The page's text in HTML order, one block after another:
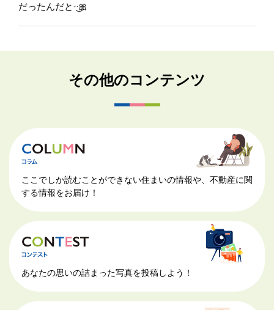
だったんだと·͜·🎀
その他のコンテンツ
ここでしか読むことができない住まいの情報や、不動産に関
する情報をお届け！
あなたの思いの詰まった写真を投稿しよう！